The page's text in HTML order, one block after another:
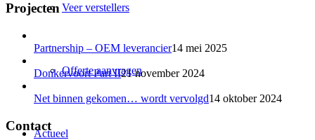
Veer verstellers
Offerte aanvragen
Actueel
Projecten
Partnership – OEM leverancier14 mei 2025
Donkervoort Part II21 november 2024
Net binnen gekomen… wordt vervolgd14 oktober 2024
Contact